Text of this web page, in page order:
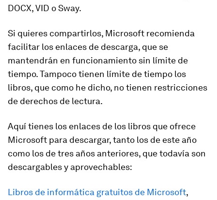
DOCX, VID o Sway.
Si quieres compartirlos, Microsoft recomienda
facilitar los enlaces de descarga, que se
mantendrán en funcionamiento sin límite de
tiempo. Tampoco tienen límite de tiempo los
libros, que como he dicho, no tienen restricciones
de derechos de lectura.
Aquí tienes los enlaces de los libros que ofrece
Microsoft para descargar, tanto los de este año
como los de tres años anteriores, que todavía son
descargables y aprovechables:
Libros de informática gratuitos de Microsoft,